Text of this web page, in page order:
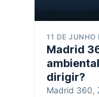
11 DE JUNHO
Madrid
dirigir?
Madrid 360,